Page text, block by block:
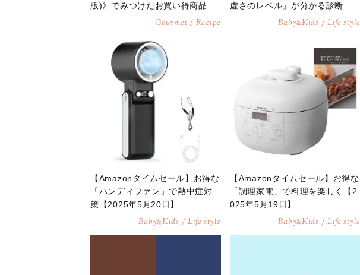
版)》でみつけたお買い得商品4
Gourmet / Recipe
虚さのレベル」が分かる診断
Baby&Kids / Life style
【Amazonタイムセール】お得な
「ハンディファン」で熱中症対
策【2025年5月20日】
Baby&Kids / Life style
【Amazonタイムセール】お得な
「調理家電」で料理を楽しく【2
025年5月19日】
Baby&Kids / Life style